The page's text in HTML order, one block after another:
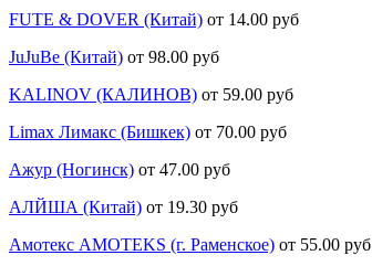
FUTE & DOVER (Китай) от 14.00 руб
JuJuBe (Китай) от 98.00 руб
KALINOV (КАЛИНОВ) от 59.00 руб
Limax Лимакс (Бишкек) от 70.00 руб
Ажур (Ногинск) от 47.00 руб
АЛЙША (Китай) от 19.30 руб
Амотекс AMOTEKS (г. Раменское) от 55.00 руб